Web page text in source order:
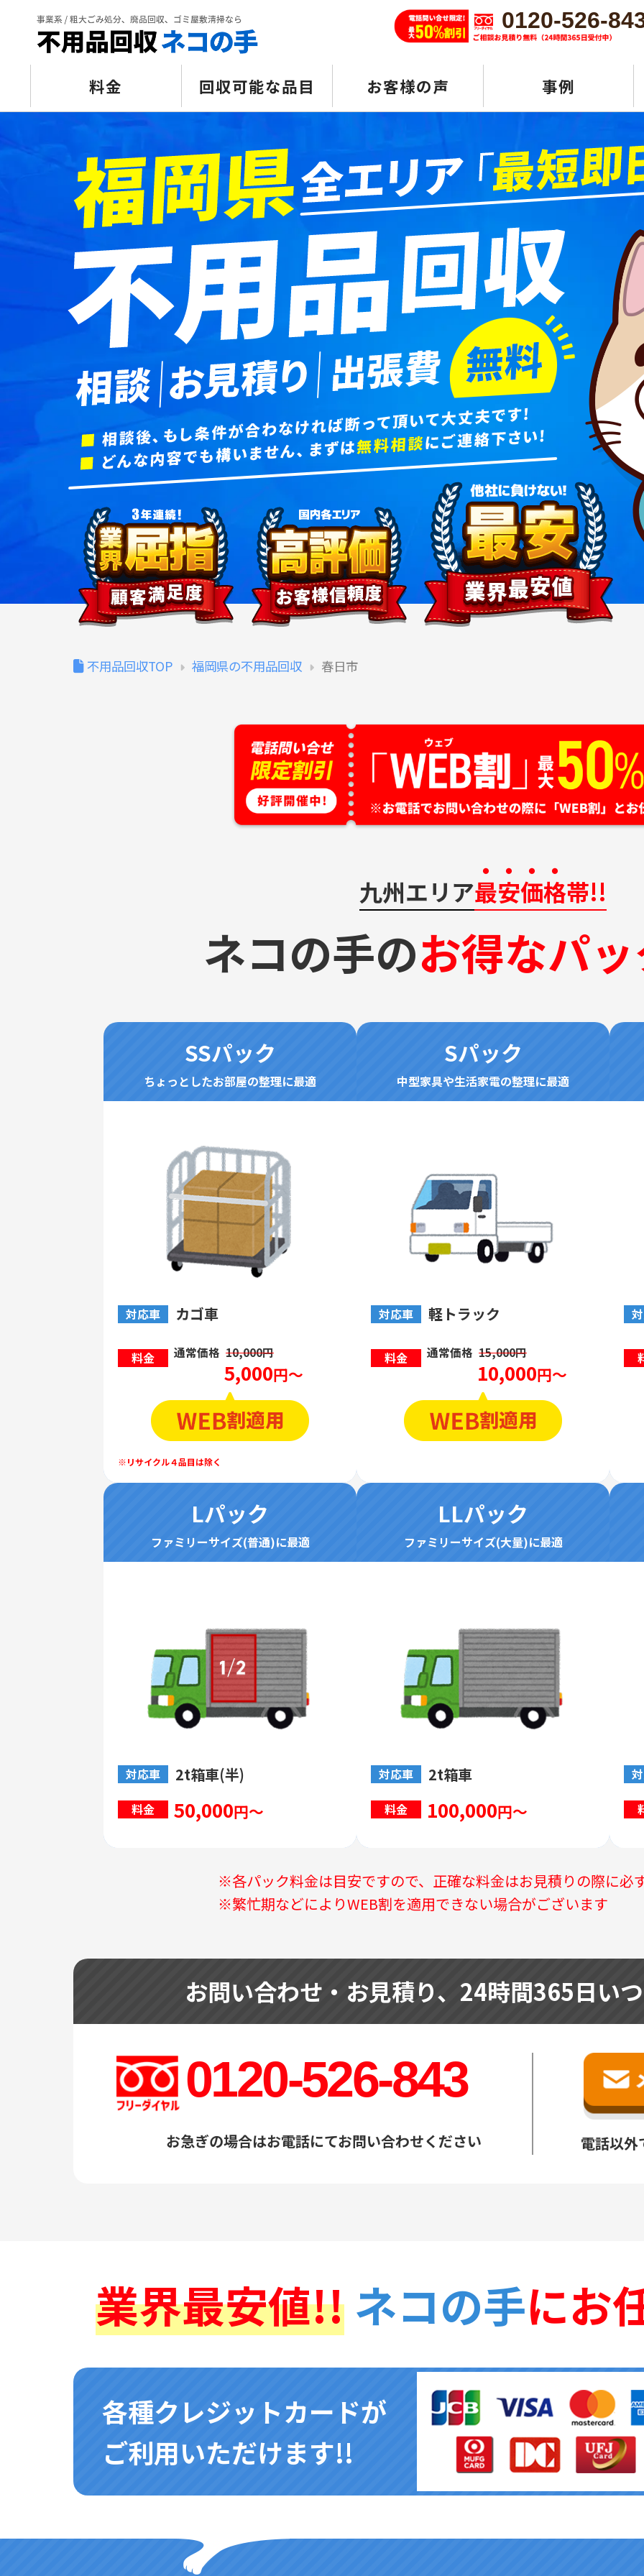
0120-526-
料金 回収可能な品目 お客様の声 事例
不用品回収TOP 福岡県の不用品回収 春日市
九州エリア最安価格帯!!
ネコの手のお得なパ
SSパック
ちょっとしたお部屋の整理に最適
対応車 カゴ車
料金 通常価格 10,000円
5,000円～
Sパック
中型家具や生活家電の整理に最適
対応車 軽トラック
料金 通常価格 15,000円
10,000円～
Lパック
ファミリーサイズ(普通)に最適
対応車 2t箱車(半)
料金 50,000円～
LLパック
ファミリーサイズ(大量)に最適
対応車 2t箱車
料金 100,000円～
※各パック料金は目安ですので、正確な料金はお見積りの際に必
※繁忙期などによりWEB割を適用できない場合がございます
お問い合わせ・お見積り、 24時間365日い
0120-526-843
お急ぎの場合はお電話にてお問い合わせください 電話以
業界最安値!! ネコの手にお
各種クレジットカードが
ご利用いただけます!!